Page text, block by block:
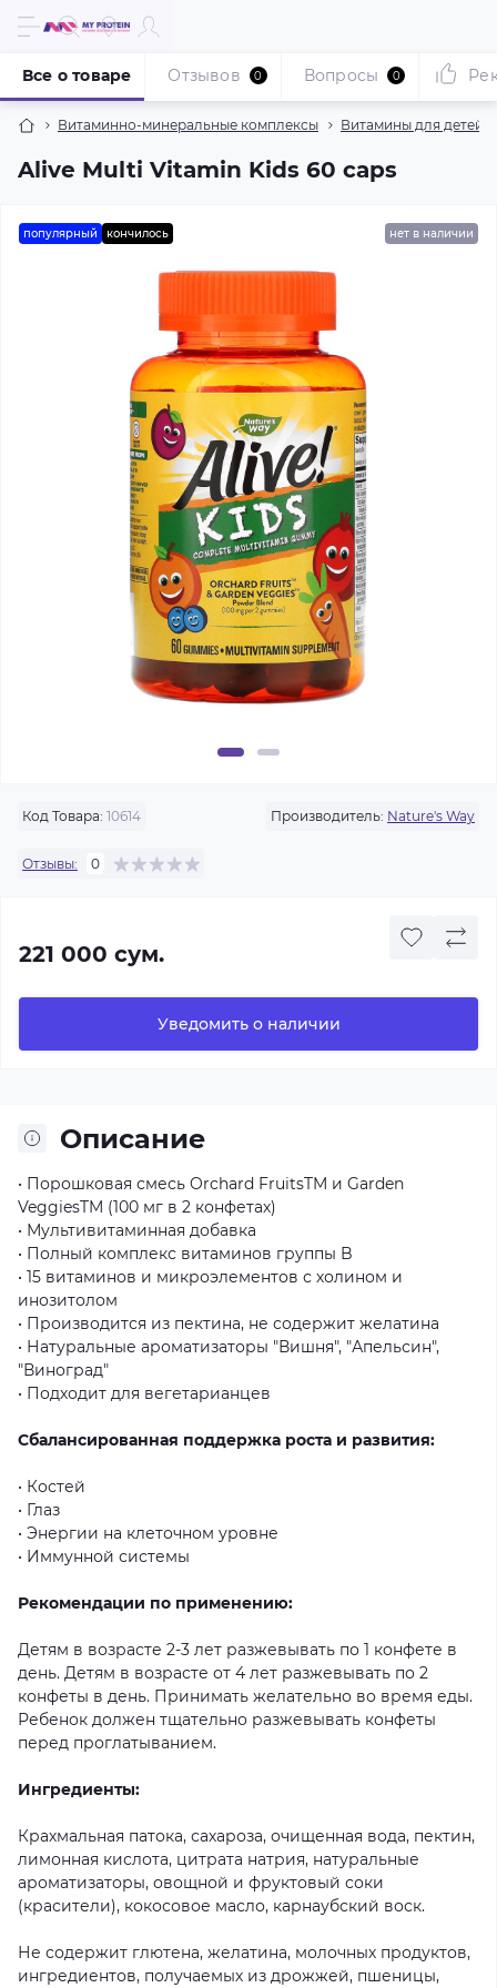
Витаминно-минеральные комплексы Витамины для детей
Alive Multi Vitamin Kids 60 caps
Все о товаре Отзывов 0 Вопросы 0
популярный кончилось нет в наличии
Код Товара: 10614 Производитель: Nature's Way
Отзывы: 0
221 000 сум.
Уведомить о наличии
Описание
• Порошковая смесь Orchard FruitsTM и Garden
VeggiesTM (100 мг в 2 конфетах)
• Мультивитаминная добавка
• Полный комплекс витаминов группы B
• 15 витаминов и микроэлементов с холином и
инозитолом
• Производится из пектина, не содержит желатина
• Натуральные ароматизаторы "Вишня", "Апельсин",
"Виноград"
• Подходит для вегетарианцев
Сбалансированная поддержка роста и развития:
• Костей
• Глаз
• Энергии на клеточном уровне
• Иммунной системы
Рекомендации по применению:
Детям в возрасте 2-3 лет разжевывать по 1 конфете в
день. Детям в возрасте от 4 лет разжевывать по 2
конфеты в день. Принимать желательно во время еды.
Ребенок должен тщательно разжевывать конфеты
перед проглатыванием.
Ингредиенты:
Крахмальная патока, сахароза, очищенная вода, пектин,
лимонная кислота, цитрата натрия, натуральные
ароматизаторы, овощной и фруктовый соки
(красители), кокосовое масло, карнаубский воск.
Не содержит глютена, желатина, молочных продуктов,
ингредиентов, получаемых из дрожжей, пшеницы,